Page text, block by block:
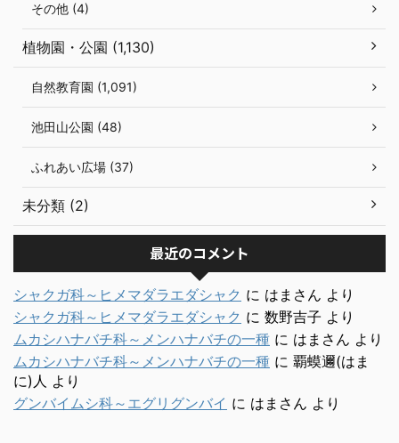
その他 (4)
植物園・公園 (1,130)
自然教育園 (1,091)
池田山公園 (48)
ふれあい広場 (37)
未分類 (2)
最近のコメント
シャクガ科～ヒメマダラエダシャク に はまさん より
シャクガ科～ヒメマダラエダシャク に 数野吉子 より
ムカシハナバチ科～メンハナバチの一種 に はまさん より
ムカシハナバチ科～メンハナバチの一種 に 覇蟆邇(はま
に)人 より
グンバイムシ科～エグリグンバイ に はまさん より